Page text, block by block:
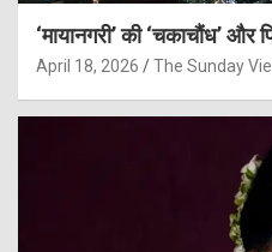
‘मायानगरी’ की ‘चकाचौंध’ और
April 18, 2026 The Sunday